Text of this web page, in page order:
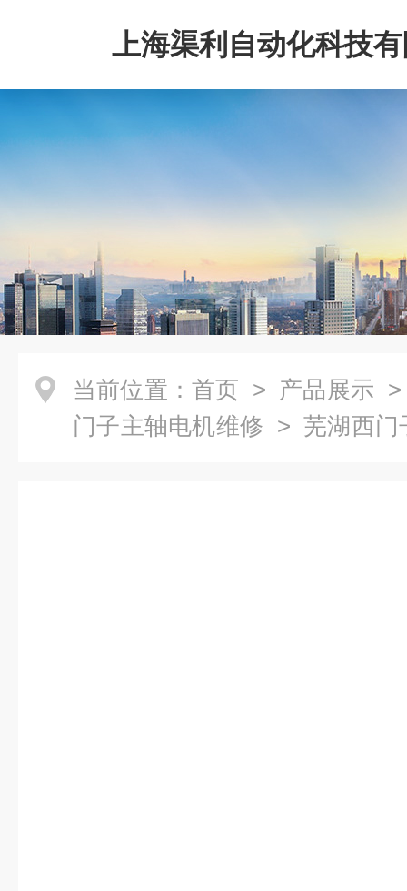
上海渠利自动化科技
当前位置： 首页 > 产品展示
门子主轴电机维修 > 芜湖西门